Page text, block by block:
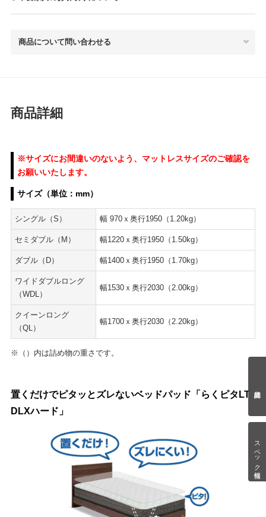
スペック情報
商品について問い合わせる
商品詳細
※サイズにお間違いのないよう、マットレスサイズのご確認を
お願いいたします。
サイズ（単位：mm）
シングル（S） 幅 970ｘ奥行1950（1.20kg）
セミダブル（M） 幅1220ｘ奥行1950（1.50kg）
ダブル（D） 幅1400ｘ奥行1950（1.70kg）
ワイドダブルロング
（WDL）
幅1530ｘ奥行2030（2.00kg）
クイーンロング
（QL）
幅1700ｘ奥行2030（2.20kg）
※（）内は詰め物の重さです。
置くだけでピタッとズレないベッドパッド「らくピタLT
DLXハード」